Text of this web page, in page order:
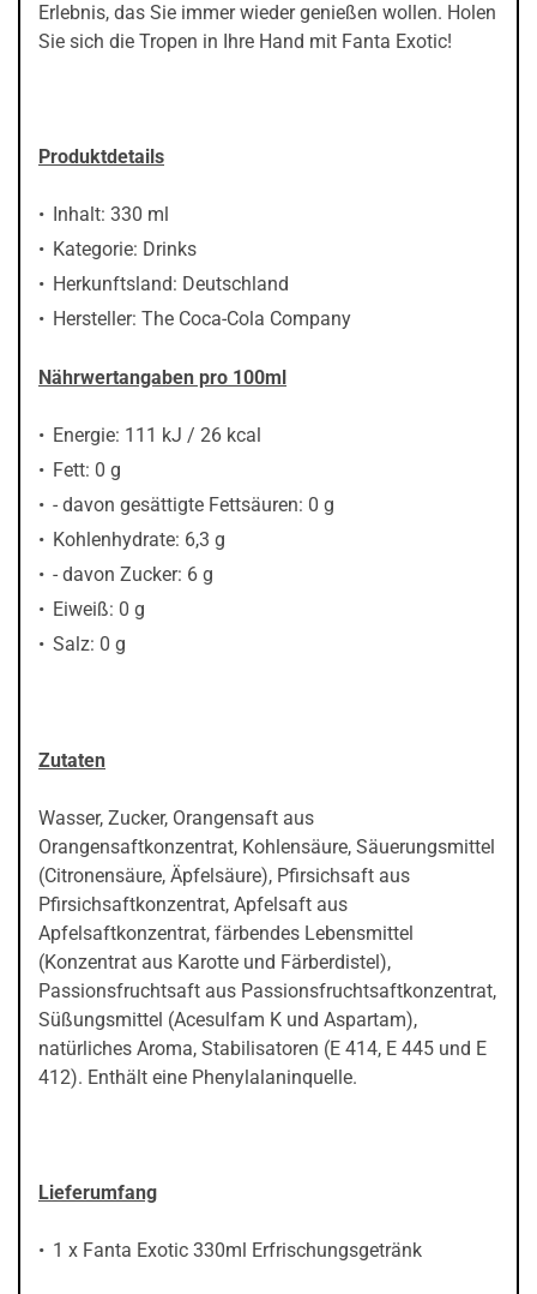
Erlebnis, das Sie immer wieder genießen wollen. Holen
Sie sich die Tropen in Ihre Hand mit Fanta Exotic!
Produktdetails
Inhalt: 330 ml
Kategorie: Drinks
Herkunftsland: Deutschland
Hersteller: The Coca-Cola Company
Nährwertangaben pro 100ml
Energie: 111 kJ / 26 kcal
Fett: 0 g
- davon gesättigte Fettsäuren: 0 g
Kohlenhydrate: 6,3 g
- davon Zucker: 6 g
Eiweiß: 0 g
Salz: 0 g
Zutaten
Wasser, Zucker, Orangensaft aus
Orangensaftkonzentrat, Kohlensäure, Säuerungsmittel
(Citronensäure, Äpfelsäure), Pfirsichsaft aus
Pfirsichsaftkonzentrat, Apfelsaft aus
Apfelsaftkonzentrat, färbendes Lebensmittel
(Konzentrat aus Karotte und Färberdistel),
Passionsfruchtsaft aus Passionsfruchtsaftkonzentrat,
Süßungsmittel (Acesulfam K und Aspartam),
natürliches Aroma, Stabilisatoren (E 414, E 445 und E
412). Enthält eine Phenylalaninquelle.
Lieferumfang
1 x Fanta Exotic 330ml Erfrischungsgetränk